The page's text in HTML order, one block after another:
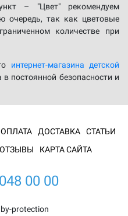
– "Цвет" рекомендуем
очередь, так как цветовые
количестве при
интернет-магазина детской
постоянной безопасности и
ОПЛАТА ДОСТАВКА
СТАТЬИ
ОТЗЫВЫ КАРТА САЙТА
00 00
protection